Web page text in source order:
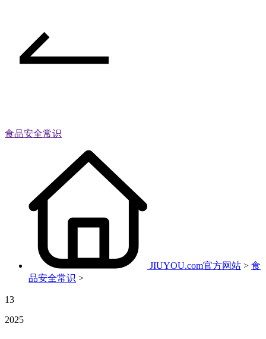
食品安全常识
JIUYOU.com官方网站 > 食
品安全常识 >
13
2025